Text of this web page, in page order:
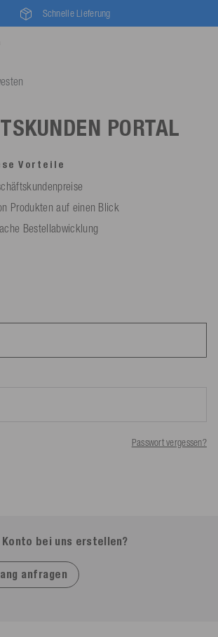
Schnelle Lieferung
PORTAL
Vorteile
Produkten auf einen Blick
Bestellabwicklung
Passwort vergessen?
bei uns erstellen?
anfragen